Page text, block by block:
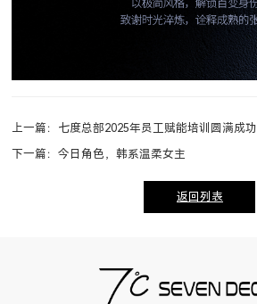
上一篇：七度总部2025年员工赋能培训圆满成功
下一篇：今日角色，韩系温柔女主
返回列表